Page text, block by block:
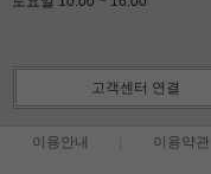
고객센터 연결
이용안내 이용약관